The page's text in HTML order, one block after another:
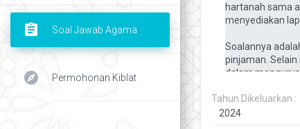
assignment Soal Jawab Agama
explore Permohonan Kiblat
chevron rightTahun Dikeluarkan :